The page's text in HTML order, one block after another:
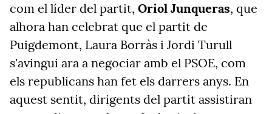
com el líder del partit, Oriol Junqueras, que
alhora han celebrat que el partit de
Puigdemont, Laura Borràs i Jordi Turull
s'avingui ara a negociar amb el PSOE, com
els republicans han fet els darrers anys. En
aquest sentit, dirigents del partit assistiran